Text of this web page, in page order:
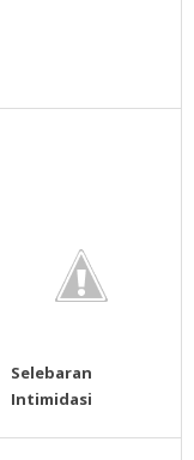
Selebaran
Intimidasi